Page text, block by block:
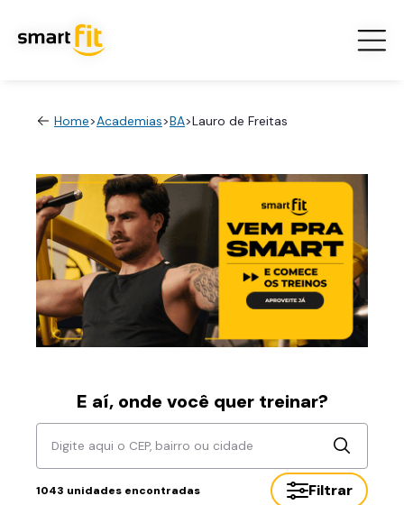
Home>Academias>BA>Lauro de Freitas
E aí, onde você quer treinar?
Digite aqui o CEP, bairro ou cidade
1043 unidades encontradas Filtrar